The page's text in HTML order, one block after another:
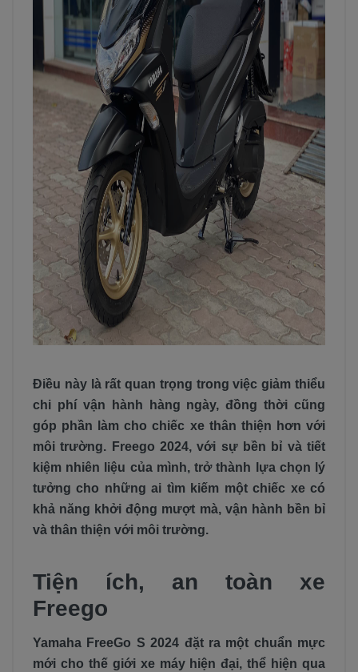
Điều này là rất quan trọng trong việc giảm thiểu
chi phí vận hành hàng ngày, đồng thời cũng
góp phần làm cho chiếc xe thân thiện hơn với
môi trường. Freego 2024, với sự bền bỉ và tiết
kiệm nhiên liệu của mình, trở thành lựa chọn lý
tưởng cho những ai tìm kiếm một chiếc xe có
khả năng khởi động mượt mà, vận hành bền bỉ
và thân thiện với môi trường.
Tiện ích, an toàn xe
Freego
Yamaha FreeGo S 2024 đặt ra một chuẩn mực
mới cho thế giới xe máy hiện đại, thể hiện qua